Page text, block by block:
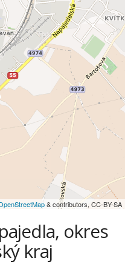
& contributors, CC-BY-SA
okres
kraj